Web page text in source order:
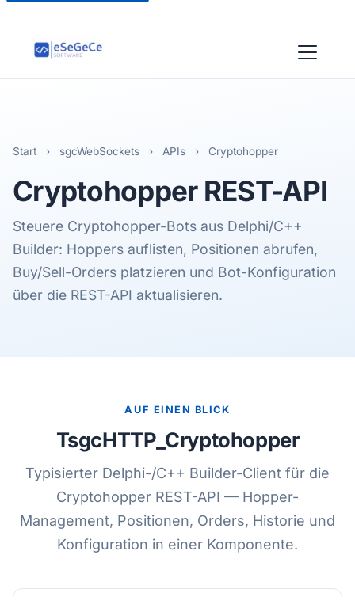
Start › sgcWebSockets › APIs › Cryptohopper
CryptohopperREST-API
Steuere Cryptohopper-Bots aus Delphi/C++
Builder: Hoppers auflisten, Positionen abrufen,
Buy/Sell-Orders platzieren und Bot-Konfiguration
über die REST-API aktualisieren.
AUF EINEN BLICK
TsgcHTTP_Cryptohopper
Typisierter Delphi-/C++ Builder-Client für die
Cryptohopper REST-API — Hopper-
Management, Positionen, Orders, Historie und
Konfiguration in einer Komponente.